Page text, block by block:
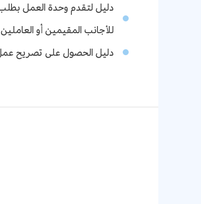
دليل لتقدم وحدة العمل بطلب
للأجانب المقيمين أو
دليل الحصول على تصريح عمل